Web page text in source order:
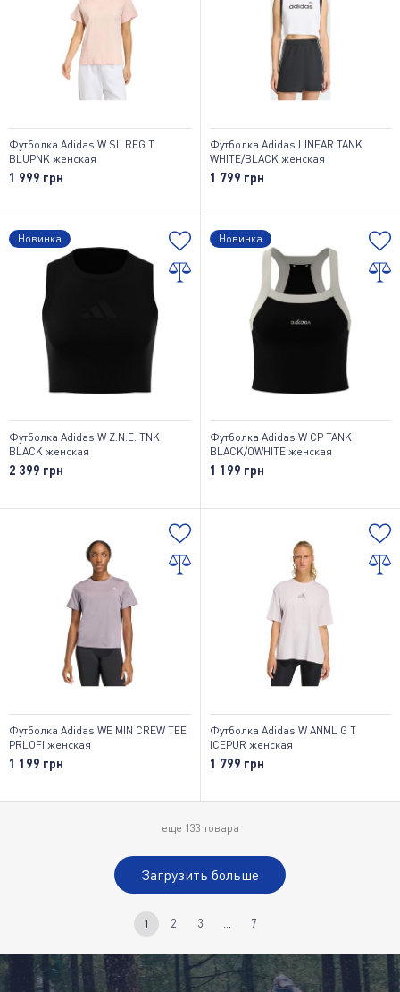
Футболка Adidas W SL REG T
BLUPNK женская
1 999 грн
Футболка Adidas LINEAR TANK
WHITE/BLACK женская
1 799 грн
Новинка
Футболка Adidas W Z.N.E. TNK
BLACK женская
2 399 грн
Новинка
Футболка Adidas W CP TANK
BLACK/OWHITE женская
1 199 грн
Футболка Adidas WE MIN CREW TEE
PRLOFI женская
1 199 грн
Футболка Adidas W ANML G T
ICEPUR женская
1 799 грн
еще 133 товара
Загрузить больше
1 2 3 7